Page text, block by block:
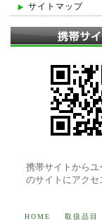
サイトマップ
携帯サイトからユ
のサイトにアクセ
HOME 取扱品目